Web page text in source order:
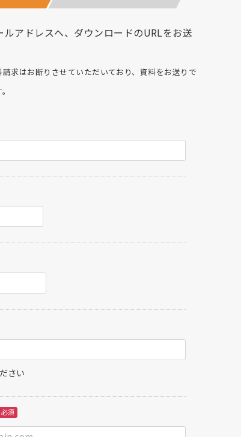
ルアドレスへ、ダウンロードのURLをお送
求はお断りさせていただいており、資料をお送りで